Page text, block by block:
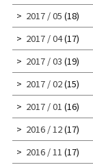
2017 / 05 (18)
2017 / 04(17)
2017 / 03 (19)
2017 / 02(15)
2017 / 01 (16)
2016 / 12(17)
2016 / 11 (17)